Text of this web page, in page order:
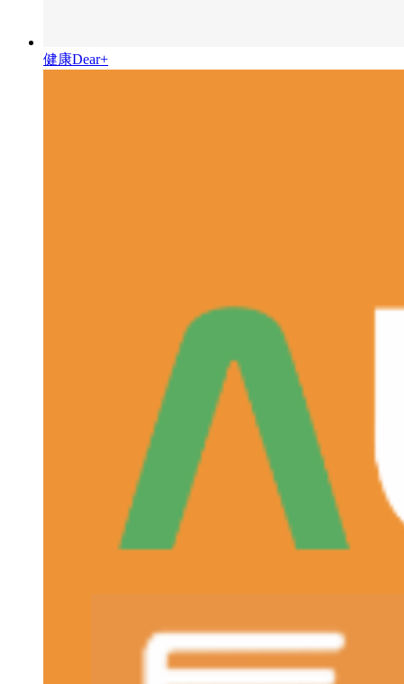
健康Dear+